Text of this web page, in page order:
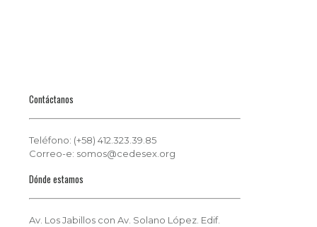
Contáctanos
Teléfono: (+58) 412.323.39.85
Correo-e: somos@cedesex.org
Dónde estamos
Av. Los Jabillos con Av. Solano López. Edif.